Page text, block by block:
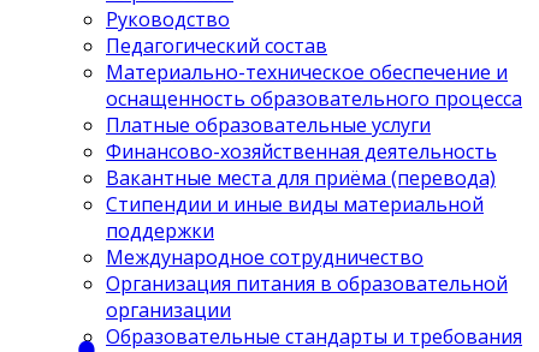
Руководство
Педагогический состав
Материально-техническое обеспечение и
оснащенность образовательного процесса
Платные образовательные услуги
Финансово-хозяйственная деятельность
Вакантные места для приёма (перевода)
Стипендии и иные виды материальной
поддержки
Международное сотрудничество
Организация питания в образовательной
организации
Образовательные стандарты и требования